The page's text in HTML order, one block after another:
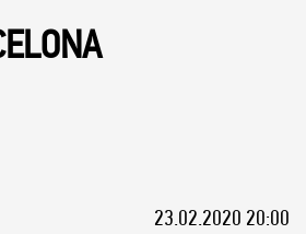
23.02.2020 20:00